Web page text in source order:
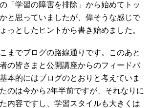
「学習の障害を排除」から始めてトッ
と思っていましたが、偉そうな感じで
っとしたヒントから書き始めました。
までブログの路線通りです。このあと
の皆さまと公開講座からのフィードバ
本的にはブログのとおりと考えていま
のは今から2年半前ですが、それなりに
内容ですし、学習スタイルも大きくは